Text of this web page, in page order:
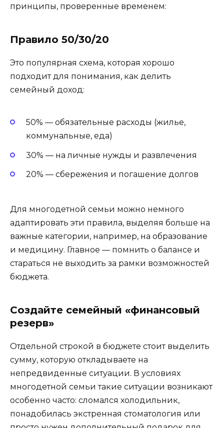
принципы, проверенные временем:
Правило 50/30/20
Это популярная схема, которая хорошо
подходит для понимания, как делить
семейный доход:
50% — обязательные расходы (жилье,
коммунальные, еда)
30% — на личные нужды и развлечения
20% — сбережения и погашение долгов
Для многодетной семьи можно немного
адаптировать эти правила, выделяя больше на
важные категории, например, на образование
и медицину. Главное — помнить о балансе и
стараться не выходить за рамки возможностей
бюджета.
Создайте семейный «финансовый
резерв»
Отдельной строкой в бюджете стоит выделить
сумму, которую откладываете на
непредвиденные ситуации. В условиях
многодетной семьи такие ситуации возникают
особенно часто: сломался холодильник,
понадобилась экстренная стоматология или